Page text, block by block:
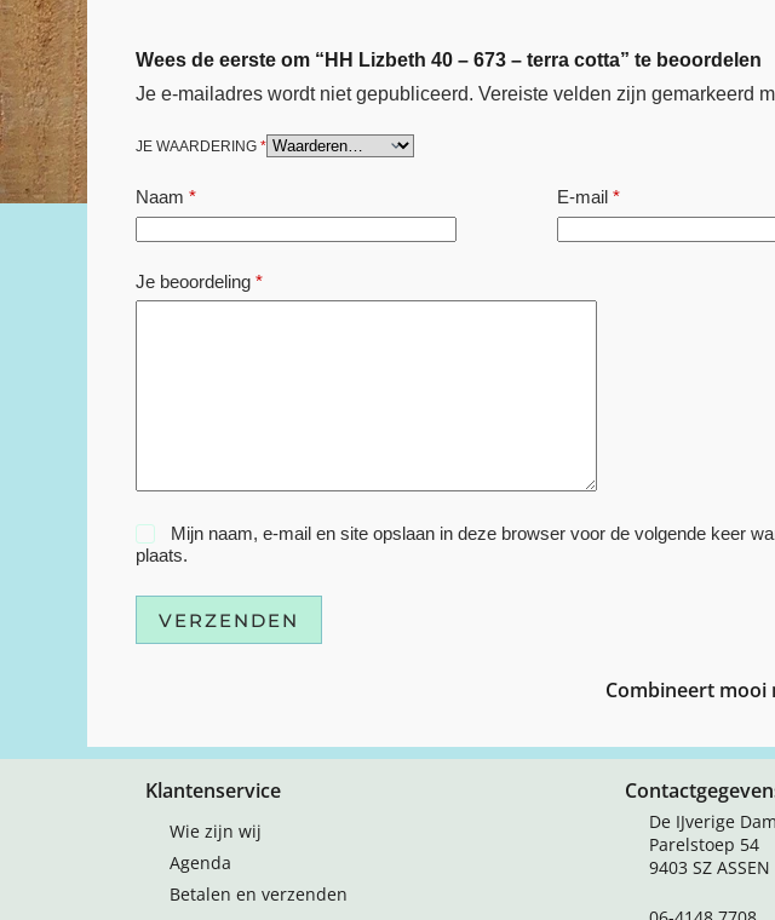
Wees de eerste om “HH Lizbeth 40 – 673 – terra cotta” te beoordelen
Je e-mailadres wordt niet gepubliceerd. Vereiste velden zijn gemarkeerd
JE WAARDERING *
Naam * E-mail*
Je beoordeling *
Mijn naam, e-mail en site opslaan in deze browser voor de volgende keer
plaats.
VERZENDEN
Combineert mooi
Klantenservice
Wie zijn wij
Agenda
Betalen en verzenden
De IJverige
Parelstoep 54
9403 SZ ASSEN